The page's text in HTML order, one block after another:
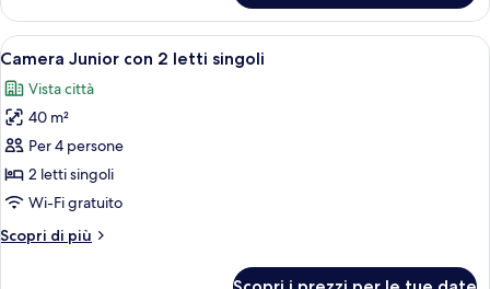
(Extra
bed
possibility)
Standard
con
2
singoli
(Extra
possibility)
Apri
tutte
le
foto
per
Camera
Junior
2
Camera d'albergo con un letto, una
7
Camera Junior con 2 letti singoli
Vista città
40 m²
Per 4 persone
2 letti singoli
Wi-Fi gratuito
Scopri di più
Altri